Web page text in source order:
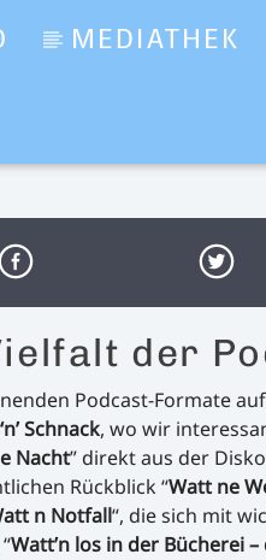
MEDIATHEK
der
Podcast-Formate
Schnack, wo wir
Nacht” direkt aus der
Rückblick “Watt ne
n Notfall“, die sich mit
Watt’n los in der Bücherei